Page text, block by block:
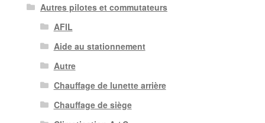
Autres pilotes et commutateurs
AFIL
Aide au stationnement
Autre
Chauffage de lunette arrière
Chauffage de siège